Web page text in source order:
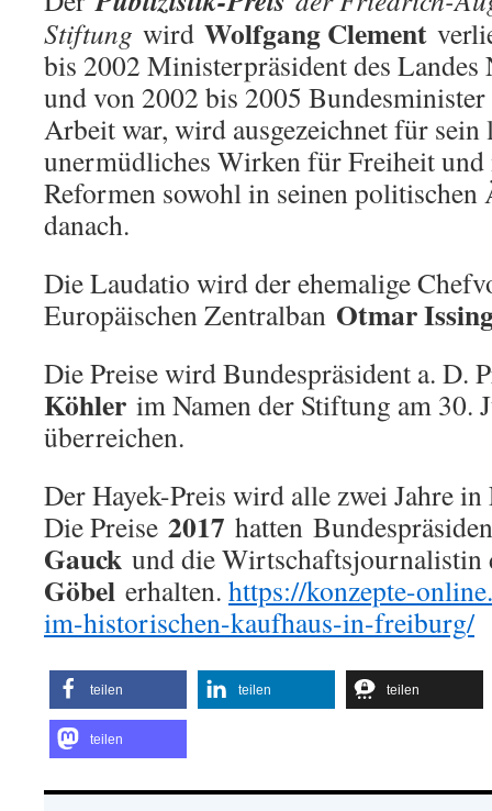
Stiftung wird Wolfgang Clement
bis 2002 Ministerpräsident des Landes
und von 2002 bis 2005
Arbeit war, wird ausgezeichnet für sein
unermüdliches Wirken für Freiheit
Reformen sowohl in seinen politischen
danach.
Die Laudatio wird der ehemalige
Europäischen Zentralban Otmar
Die Preise wird Bundespräsident a. D.
Köhler im Namen der Stiftung am 30.
überreichen.
Der Hayek-Preis wird alle zwei Jahre
Die Preise 2017 hatten
Gauck und die
Göbel erhalten. https://konzepte-
im-historischen-kaufhaus-in-freiburg/
teilen teilen teilen
teilen